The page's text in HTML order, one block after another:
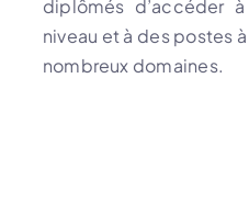
diplômés d’accéder
niveau et à des postes
nombreux domaines.